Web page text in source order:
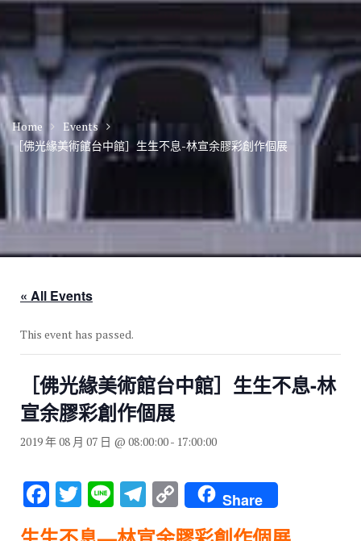
Home
Events
［佛光緣美術館台中館］生生不息-林宣余膠彩創作個展
« All Events
This event has passed.
［佛光緣美術館台中館］生生不息-林
宣余膠彩創作個展
2019 年 08 月 07 日 @ 08:00:00- 17:00:00
F
a
T
wi
Li
n
T
el
C
o
Share